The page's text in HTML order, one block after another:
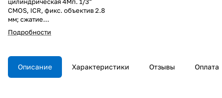
CMOS, ICR, фикс. объектив 2.8
мм; сжатие
H.265+/H.265/H.264+/H.264,
разрешение и скорость
4Мп(1~20к\с); дальность ИК:
30м; питание: DC12В, PoE, IP67;
Рабочая температура: -40 -+60
Подробности
Описание Характеристики Отзывы Оплата